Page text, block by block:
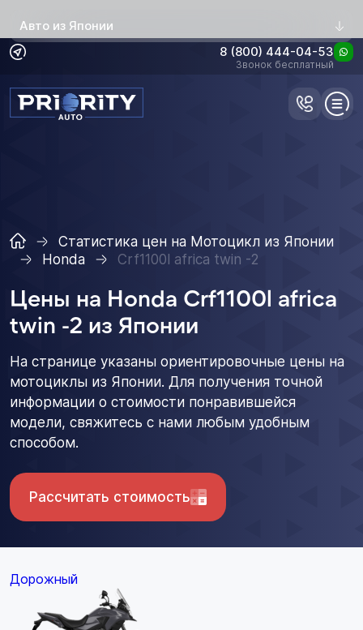
Авто из Японии
8 (800) 444-04-53
Звонок бесплатный
Статистика цен на Мотоцикл из Японии
Honda
Crf1100l africa twin -2
Цены на Honda Crf1100l africa
twin -2 из Японии
На странице указаны ориентировочные цены на
мотоциклы из Японии. Для получения точной
информации о стоимости понравившейся
модели, свяжитесь с нами любым удобным
способом.
Рассчитать стоимость
Дорожный